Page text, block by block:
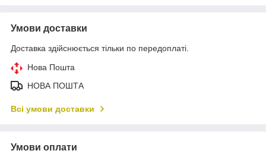
Умови доставки
Доставка здійснюється тільки по передоплаті.
Нова Пошта
НОВА ПОШТА
Всі умови доставки
Умови оплати